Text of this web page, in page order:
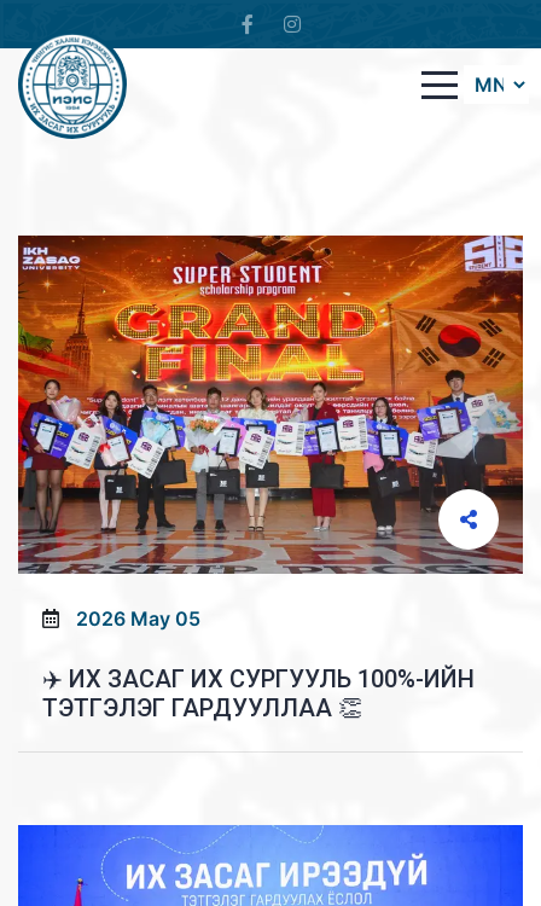
2026 May 05
✈️ ИХ ЗАСАГ ИХ СУРГУУЛЬ 100%-ИЙН
ТЭТГЭЛЭГ ГАРДУУЛЛАА 👏